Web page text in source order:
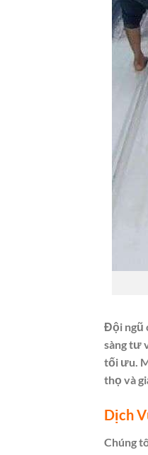
Đội ngũ
sàng tư
tối ưu.
thọ và
Dịch
Chúng